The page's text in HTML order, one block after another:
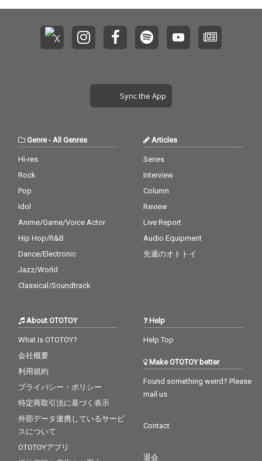
Sync the App
Genre-All Genres
Hi-res
Rock
Pop
Idol
Anime/Game/Voice Actor
Hip Hop/R&B
Dance/Electronic
Jazz/World
Classical/Soundtrack
Articles
Series
Interview
Column
Review
Live Report
Audio Equipment
先週のオトトイ
About OTOTOY
What is OTOTOY?
会社概要
利用規約
プライバシー・ポリシー
特定商取引法に基づく表示
外部データ連携しているサービ
スについて
OTOTOYアプリ
Help
Help Top
Make OTOTOY better
Found something weird? Please
mail us
Contact
退会